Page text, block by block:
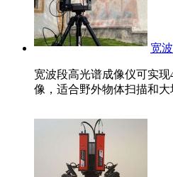
宽
宽波段高光谱成像仪可实现
像，适合野外物体扫描和大